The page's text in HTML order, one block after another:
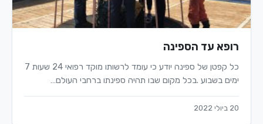
רופא עד הספינה
כל קפטן של ספינה יודע כי עומד לרשותו מוקד רפואי 24 שעות 7
ימים בשבוע .בכל מקום שבו תהיה ספינתו ברחבי העולם…
20 ביולי 2022